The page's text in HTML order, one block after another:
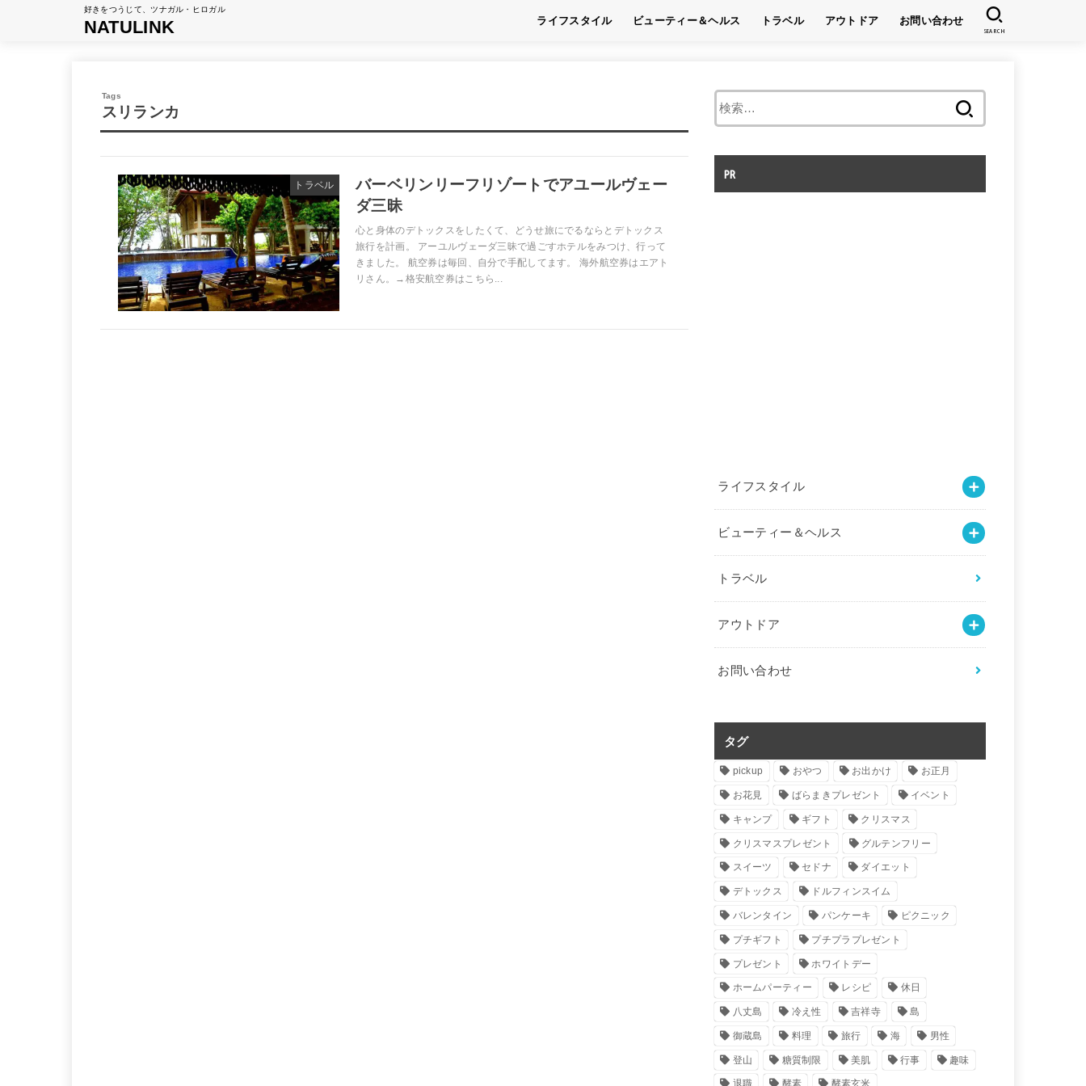
好きをつうじて、ツナガル・ヒロガル
NATULINK ライフスタイル ビューティー＆ヘルス トラベル アウトドア お問い合わせ
SEARCH
スリランカ
トラベル
バーベリンリーフリゾートでアユールヴェー
ダ三昧
心と身体のデトックスをしたくて、どうせ旅にでるならとデトックス
旅行を計画。 アーユルヴェーダ三昧で過ごすホテルをみつけ、行って
きました。 航空券は毎回、自分で手配してます。 海外航空券はエアト
リさん。→格安航空券はこちら...
PR
ライフスタイル
ビューティー＆ヘルス
トラベル
アウトドア
お問い合わせ
タグ
pickup おやつ お出かけ お正月
お花見 ばらまきプレゼント イベント
キャンプ ギフト クリスマス
クリスマスプレゼント グルテンフリー
スイーツ セドナ ダイエット
デトックス ドルフィンスイム
バレンタイン パンケーキ ピクニック
プチギフト プチプラプレゼント
プレゼント ホワイトデー
ホームパーティー レシピ 休日
八丈島 冷え性 吉祥寺 島
御蔵島 料理 旅行 海 男性
登山 糖質制限 美肌 行事 趣味